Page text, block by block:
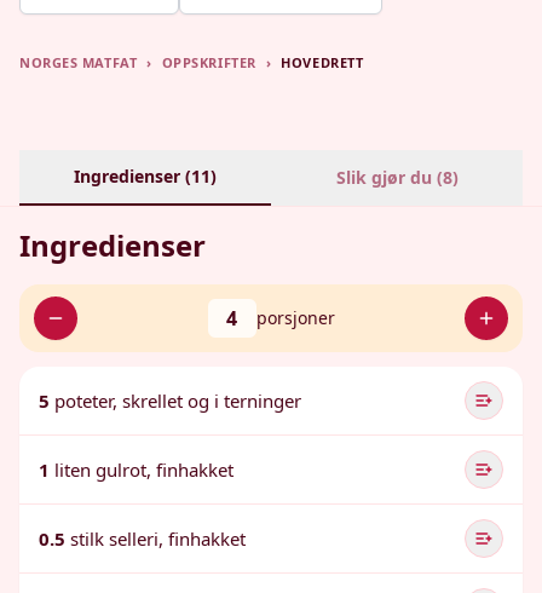
NORGES MATFAT › OPPSKRIFTER › HOVEDRETT
Ingredienser (11) Slik gjør du (8)
Ingredienser
4 porsjoner
5 poteter, skrellet og i terninger
1 liten gulrot, finhakket
0.5 stilk selleri, finhakket